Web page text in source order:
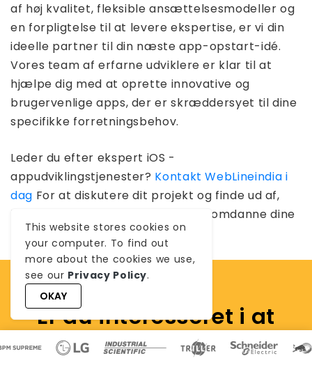
af høj kvalitet, fleksible ansættelsesmodeller og
en forpligtelse til at levere ekspertise, er vi din
ideelle partner til din næste app-opstart-idé.
Vores team af erfarne udviklere er klar til at
hjælpe dig med at oprette innovative og
brugervenlige apps, der er skræddersyet til dine
specifikke forretningsbehov.
Leder du efter ekspert iOS -
appudviklingstjenester? Kontakt WebLineindia i
dag For at diskutere dit projekt og finde ud af,
hvordan vi kan hjælpe dig med at omdanne dine
applikationsideer til virkelighed.
Er du interesseret i at
omdanne disse iPhone
This website stores cookies on
your computer. To find out
more about the cookies we use,
see our Privacy Policy.
OKAY